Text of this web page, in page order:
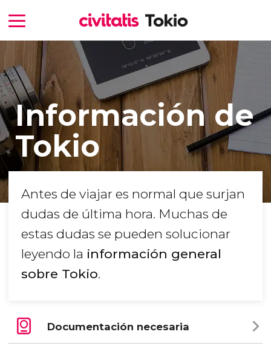
Información de
Tokio
Antes de viajar es normal que surjan
dudas de última hora. Muchas de
estas dudas se pueden solucionar
leyendo la información general
sobre Tokio.
Documentación necesaria